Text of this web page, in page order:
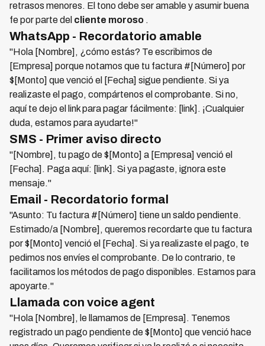
retrasos menores. El tono debe ser amable y asumir buena
fe por parte del cliente moroso .
WhatsApp - Recordatorio amable
"Hola [Nombre], ¿cómo estás? Te escribimos de
[Empresa] porque notamos que tu factura #[Número] por
$[Monto] que venció el [Fecha] sigue pendiente. Si ya
realizaste el pago, compártenos el comprobante. Si no,
aquí te dejo el link para pagar fácilmente: [link]. ¡Cualquier
duda, estamos para ayudarte!"
SMS - Primer aviso directo
"[Nombre], tu pago de $[Monto] a [Empresa] venció el
[Fecha]. Paga aquí: [link]. Si ya pagaste, ignora este
mensaje."
Email - Recordatorio formal
"Asunto: Tu factura #[Número] tiene un saldo pendiente.
Estimado/a [Nombre], queremos recordarte que tu factura
por $[Monto] venció el [Fecha]. Si ya realizaste el pago, te
pedimos nos envíes el comprobante. De lo contrario, te
facilitamos los métodos de pago disponibles. Estamos para
apoyarte."
Llamada con voice agent
"Hola [Nombre], le llamamos de [Empresa]. Tenemos
registrado un pago pendiente de $[Monto] que venció hace